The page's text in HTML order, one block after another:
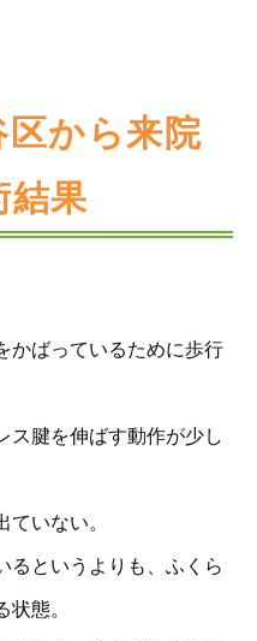
区から来院
結果
かばっているために歩行
ス腱を伸ばす動作が少し
いない。
るというよりも、ふくら
態。